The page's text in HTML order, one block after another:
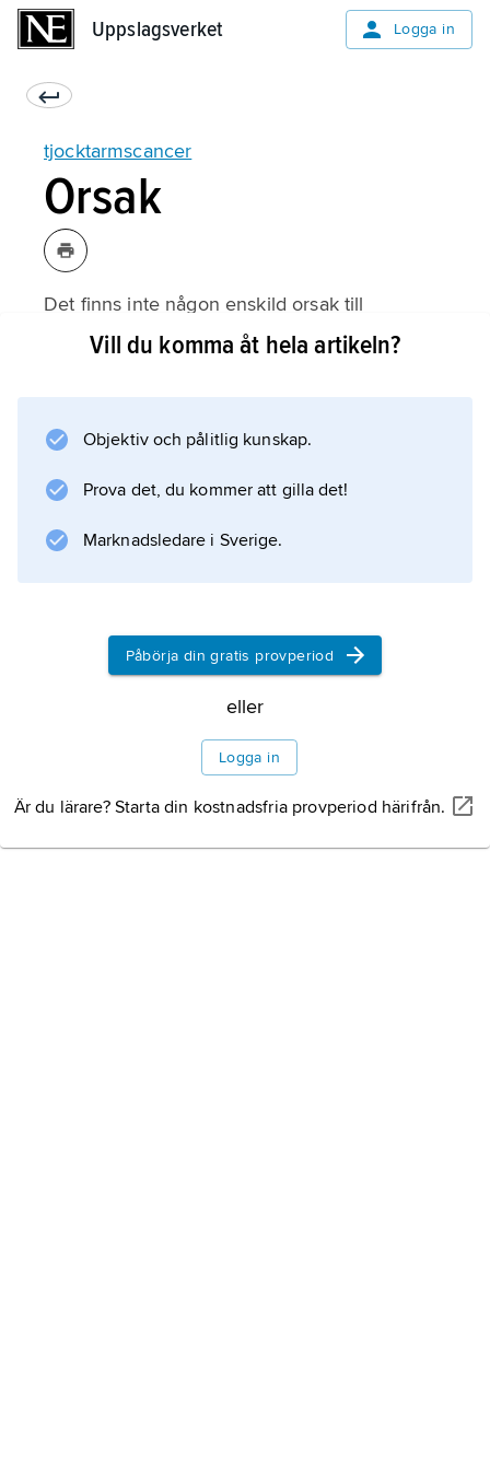
Uppslagsverket Logga in
tjocktarmscancer
Orsak
Det finns inte någon enskild orsak till
tjocktarmscancer utan flera faktorer spelar
sammansättning, i synnerhet högt fettintag,
lågt fiberintag och charkuteriprodukter.
ulcerös kolit
Information om artikeln
Vill du komma åt hela artikeln?
Objektiv och pålitlig kunskap.
Prova det, du kommer att gilla det!
Marknadsledare i Sverige.
Påbörja din gratis provperiod
eller
Logga in
Är du lärare? Starta din kostnadsfria provperiod härifrån.